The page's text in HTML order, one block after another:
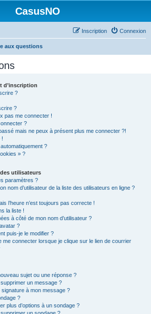
CasusNO
Connexion
Inscription
aux questions
d’inscription
?
?
pas me connecter !
?
mais ne peux à présent plus me connecter ?!
!
?
» ?
utilisateurs
paramètres ?
nom d’utilisateur de la liste des utilisateurs en ligne ?
l’heure n’est toujours pas correcte !
la liste !
à côté de mon nom d’utilisateur ?
?
puis-je le modifier ?
me connecter lorsque je clique sur le lien de courrier
sujet ou une réponse ?
un message ?
à mon message ?
?
plus d’options à un sondage ?